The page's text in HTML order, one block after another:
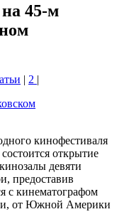
45-м
| 2 |
кинофестиваля
открытие
девяти
предоставив
с кинематографом
от Южной Америки